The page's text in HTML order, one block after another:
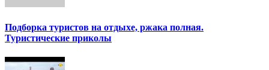
Подборка туристов на отдыхе, ржака полная.
Туристические приколы